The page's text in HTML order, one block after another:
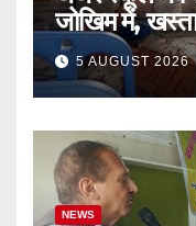
जोखिम में,
जागा प्रशासन
5 AUGUST 2026
NEWS